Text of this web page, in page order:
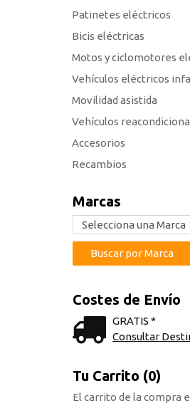
Patinetes eléctricos
Bicis eléctricas
Motos y ciclomotores
Vehículos eléctricos
Movilidad asistida
Vehículos
Accesorios
Recambios
Marcas
Costes de Envío
GRATIS *
Consultar
Tu Carrito (0)
El carrito de la compra